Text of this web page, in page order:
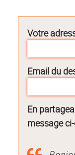
Votre
Email du
En
message